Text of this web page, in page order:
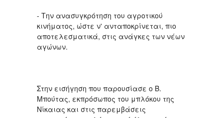
- Την ανασυγκρότηση του αγροτικού
κινήματος, ώστε ν' ανταποκρίνεται, πιο
αποτελεσματικά, στις ανάγκες των νέων
αγώνων.
Στην εισήγηση που παρουσίασε ο Β.
Μπούτας, εκπρόσωπος του μπλόκου της
Νίκαιας και στις παρεμβάσεις